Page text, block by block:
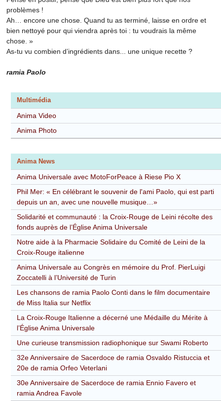
problèmes !
Ah… encore une chose. Quand tu as terminé, laisse en ordre et
bien nettoyé pour qui viendra après toi : tu voudrais la même
chose. »
As-tu vu combien d’ingrédients dans... une unique recette ?
ramia Paolo
Multimédia
Anima Video
Anima Photo
Anima News
Anima Universale avec MotoForPeace à Riese Pio X
Phil Mer: « En célébrant le souvenir de l'ami Paolo, qui est parti
depuis un an, avec une nouvelle musique…»
Solidarité et communauté : la Croix-Rouge de Leini récolte des
fonds auprès de l’Église Anima Universale
Notre aide à la Pharmacie Solidaire du Comité de Leini de la
Croix-Rouge italienne
Anima Universale au Congrès en mémoire du Prof. PierLuigi
Zoccatelli à l’Université de Turin
Les chansons de ramia Paolo Conti dans le film documentaire
de Miss Italia sur Netflix
La Croix-Rouge Italienne a décerné une Médaille du Mérite à
l’Église Anima Universale
Une curieuse transmission radiophonique sur Swami Roberto
32e Anniversaire de Sacerdoce de ramia Osvaldo Ristuccia et
20e de ramia Orfeo Veterlani
30e Anniversaire de Sacerdoce de ramia Ennio Favero et
ramia Andrea Favole